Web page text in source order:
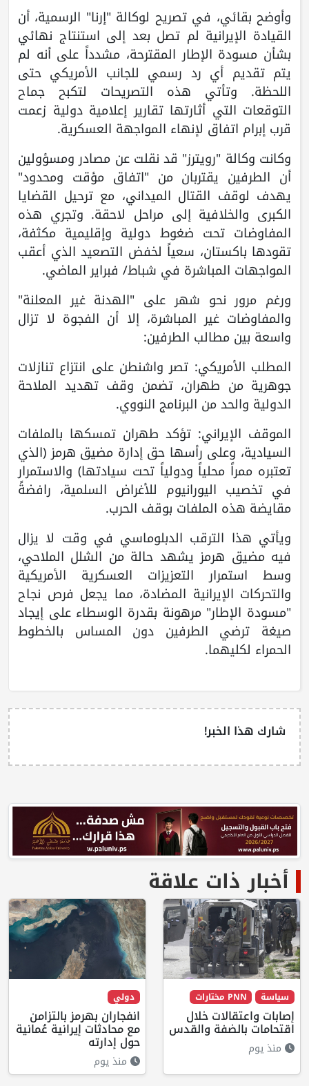
وأوضح بقائي، في تصريح لوكالة "إرنا" الرسمية، أن
القيادة الإيرانية لم تصل بعد إلى استنتاج نهائي
بشأن مسودة الإطار المقترحة، مشدداً على أنه لم
يتم تقديم أي رد رسمي للجانب الأمريكي حتى
اللحظة. وتأتي هذه التصريحات لتكبح جماح
التوقعات التي أثارتها تقارير إعلامية دولية زعمت
قرب إبرام اتفاق لإنهاء المواجهة العسكرية.
وكانت وكالة "رويترز" قد نقلت عن مصادر ومسؤولين
أن الطرفين يقتربان من "اتفاق مؤقت ومحدود"
يهدف لوقف القتال الميداني، مع ترحيل القضايا
الكبرى والخلافية إلى مراحل لاحقة. وتجري هذه
المفاوضات تحت ضغوط دولية وإقليمية مكثفة،
تقودها باكستان، سعياً لخفض التصعيد الذي أعقب
المواجهات المباشرة في شباط/ فبراير الماضي.
ورغم مرور نحو شهر على "الهدنة غير المعلنة"
والمفاوضات غير المباشرة، إلا أن الفجوة لا تزال
واسعة بين مطالب الطرفين:
المطلب الأمريكي: تصر واشنطن على انتزاع تنازلات
جوهرية من طهران، تضمن وقف تهديد الملاحة
الدولية والحد من البرنامج النووي.
الموقف الإيراني: تؤكد طهران تمسكها بالملفات
السيادية، وعلى رأسها حق إدارة مضيق هرمز (الذي
تعتبره ممراً محلياً ودولياً تحت سيادتها) والاستمرار
في تخصيب اليورانيوم للأغراض السلمية، رافضةً
مقايضة هذه الملفات بوقف الحرب.
ويأتي هذا الترقب الدبلوماسي في وقت لا يزال
فيه مضيق هرمز يشهد حالة من الشلل الملاحي،
وسط استمرار التعزيزات العسكرية الأمريكية
والتحركات الإيرانية المضادة، مما يجعل فرص نجاح
"مسودة الإطار" مرهونة بقدرة الوسطاء على إيجاد
صيغة ترضي الطرفين دون المساس بالخطوط
الحمراء لكليهما.
شارك هذا الخبر!
أخبار ذات علاقة
سياسة PNN مختارات
إصابات واعتقالات خلال
اقتحامات بالضفة والقدس
منذ يوم
دولي
انفجاران بهرمز بالتزامن
مع محادثات إيرانية عُمانية
حول إدارته
منذ يوم